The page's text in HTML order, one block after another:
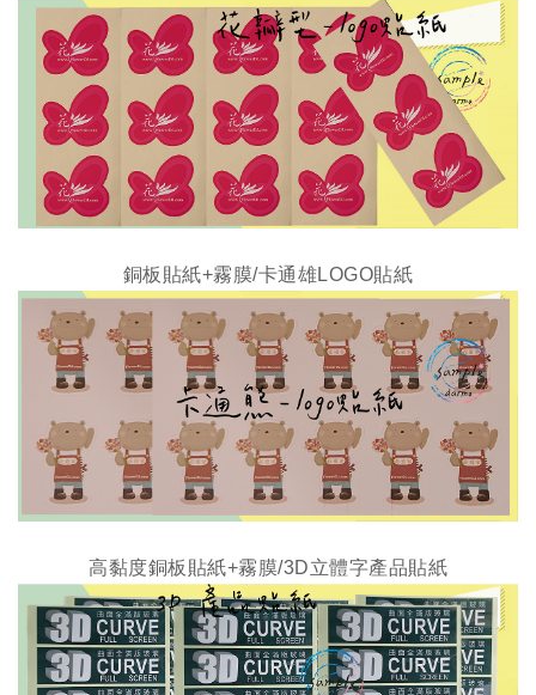
銅板貼紙+霧膜/卡通雄LOGO貼紙
高黏度銅板貼紙+霧膜/3D立體字產品貼紙